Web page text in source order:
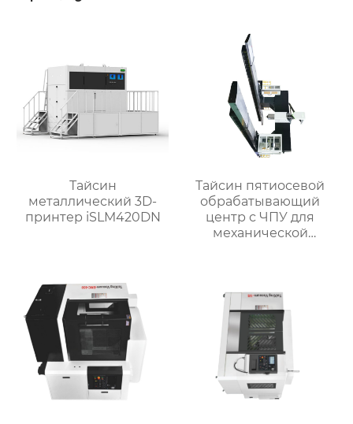
Тайсин
металлический 3D-
принтер iSLM420DN
Тайсин пятиосевой
обрабатывающий
центр с ЧПУ для
механической